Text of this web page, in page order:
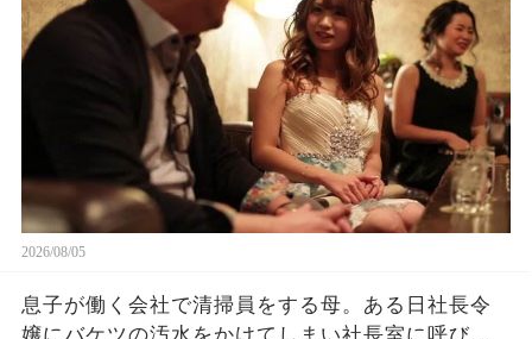
2026/08/05
息子が働く会社で清掃員をする母。ある日社長令